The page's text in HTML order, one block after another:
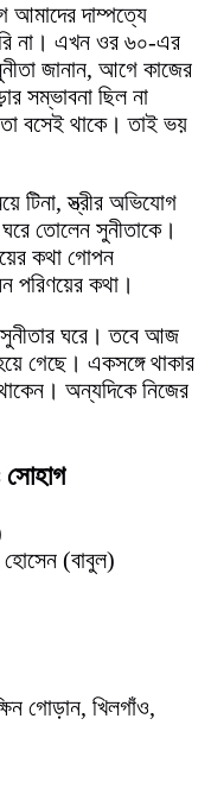
আমাদের দাম্পত্যে
না। এখন ওর ৬০-এর
জানান, আগে কাজের
সম্ভাবনা ছিল না
বসেই থাকে। তাই ভয়
টিনা, স্ত্রীর অভিযোগ
তোলেন সুনীতাকে।
কথা গোপন
পরিণয়ের কথা।
সুনীতার ঘরে। তবে আজ
গেছে। একসঙ্গে থাকার
অন্যদিকে নিজের
(বাবুল)
গোড়ান, খিলগাঁও,